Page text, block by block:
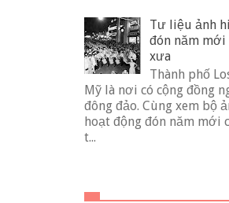
Tư liệu ảnh
đón năm mới
xưa
Thành phố
Mỹ là nơi có cộng đồng
đông đảo. Cùng xem bộ
hoạt động đón năm mới
t...